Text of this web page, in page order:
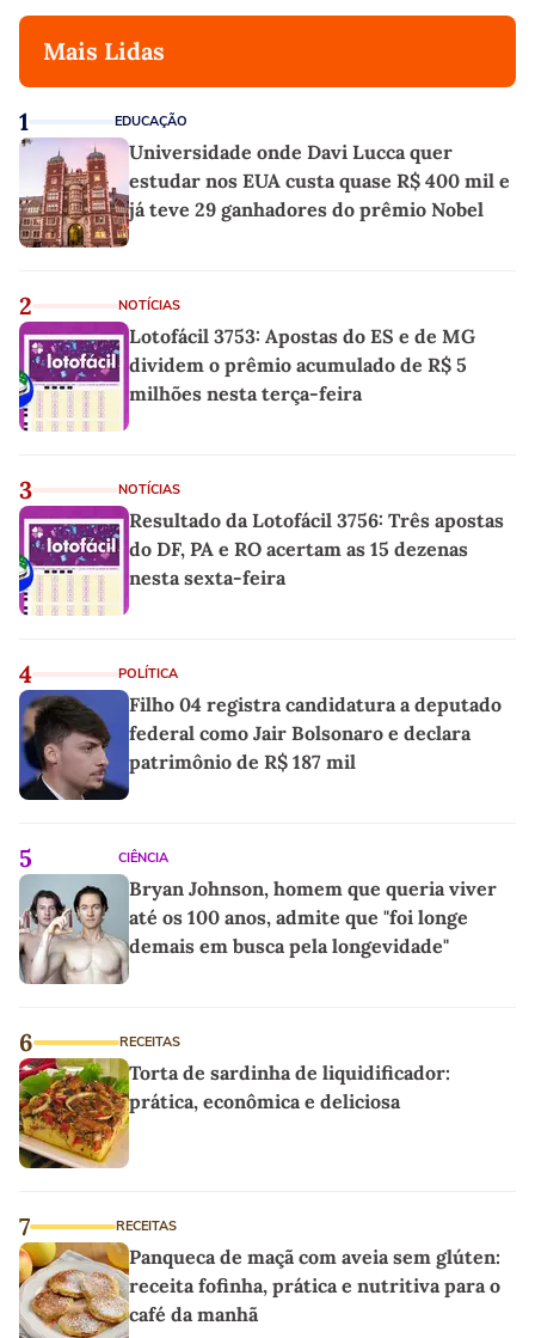
Mais Lidas
1 EDUCAÇÃO
Universidade onde Davi Lucca quer
estudar nos EUA custa quase R$ 400 mil e
já teve 29 ganhadores do prêmio Nobel
2 NOTÍCIAS
Lotofácil 3753: Apostas do ES e de MG
dividem o prêmio acumulado de R$ 5
milhões nesta terça-feira
3 NOTÍCIAS
Resultado da Lotofácil 3756: Três apostas
do DF, PA e RO acertam as 15 dezenas
nesta sexta-feira
4 POLÍTICA
Filho 04 registra candidatura a deputado
federal como Jair Bolsonaro e declara
patrimônio de R$ 187 mil
5 CIÊNCIA
Bryan Johnson, homem que queria viver
até os 100 anos, admite que "foi longe
demais em busca pela longevidade"
6 RECEITAS
Torta de sardinha de liquidificador:
prática, econômica e deliciosa
7 RECEITAS
Panqueca de maçã com aveia sem glúten:
receita fofinha, prática e nutritiva para o
café da manhã